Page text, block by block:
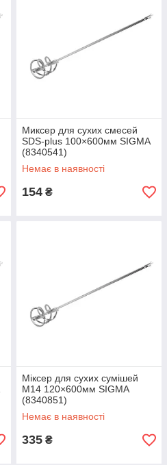
Миксер для сухих смесей
SDS-plus 100×600мм SIGMA
(8340541)
Немає в наявності
154 ₴
Міксер для сухих сумішей
М14 120×600мм SIGMA
(8340851)
Немає в наявності
335 ₴